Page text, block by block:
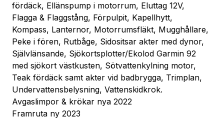
fördäck, Ellänspump i motorrum, Eluttag 12V,
Flagga & Flaggstång, Förpulpit, Kapellhytt,
Kompass, Lanternor, Motorrumsfläkt, Mugghållare,
Peke i fören, Rutbåge, Sidositsar akter med dynor,
Självlänsande, Sjökortsplotter/Ekolod Garmin 92
med sjökort västkusten, Sötvattenkylning motor,
Teak fördäck samt akter vid badbrygga, Trimplan,
Undervattensbelysning, Vattenskidkrok.
Avgaslimpor & krökar nya 2022
Framruta ny 2023